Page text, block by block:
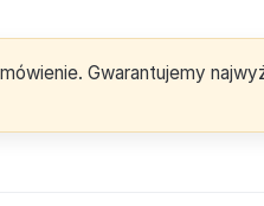
Gwarantujemy